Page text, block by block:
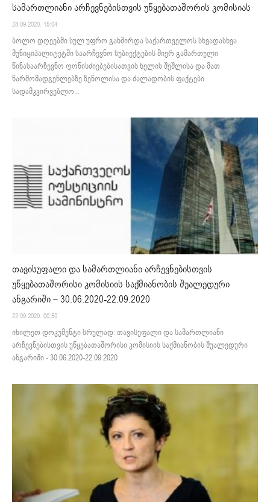
სამართლიანი არჩევნებისთვის უწყებათაშორის კომისიას
28.09.2020. 15:04
ბოლო დღეებში სულ უფრო გახშირდა საქართველოს სხვადასხვა
მუნიციპალიტეტში საარჩევნო სუბიექტების მიერ გამართული
წინასაარჩევნო ღონისძიებებისათვის ხელის შეშლისა და მათ
წარმომადგენლებზე ზეწოლისა და ძალადობის ფაქტები.
სადამკვირვებლო...
თავისუფალი და სამართლიანი არჩევნებისთვის
უწყებათაშორისი კომისიის საქმიანობის შუალედური
ანგარიში – 30.06.2020-22.09.2020
22.09.2020. 00:50
იხილეთ დოკუმენტი სრულად: თავისუფალი და სამართლიანი
არჩევნებისთვის უწყებათაშორისი კომისიის საქმიანობის შუალედური
ანგარიში - 30.06.2020-22.09.2020